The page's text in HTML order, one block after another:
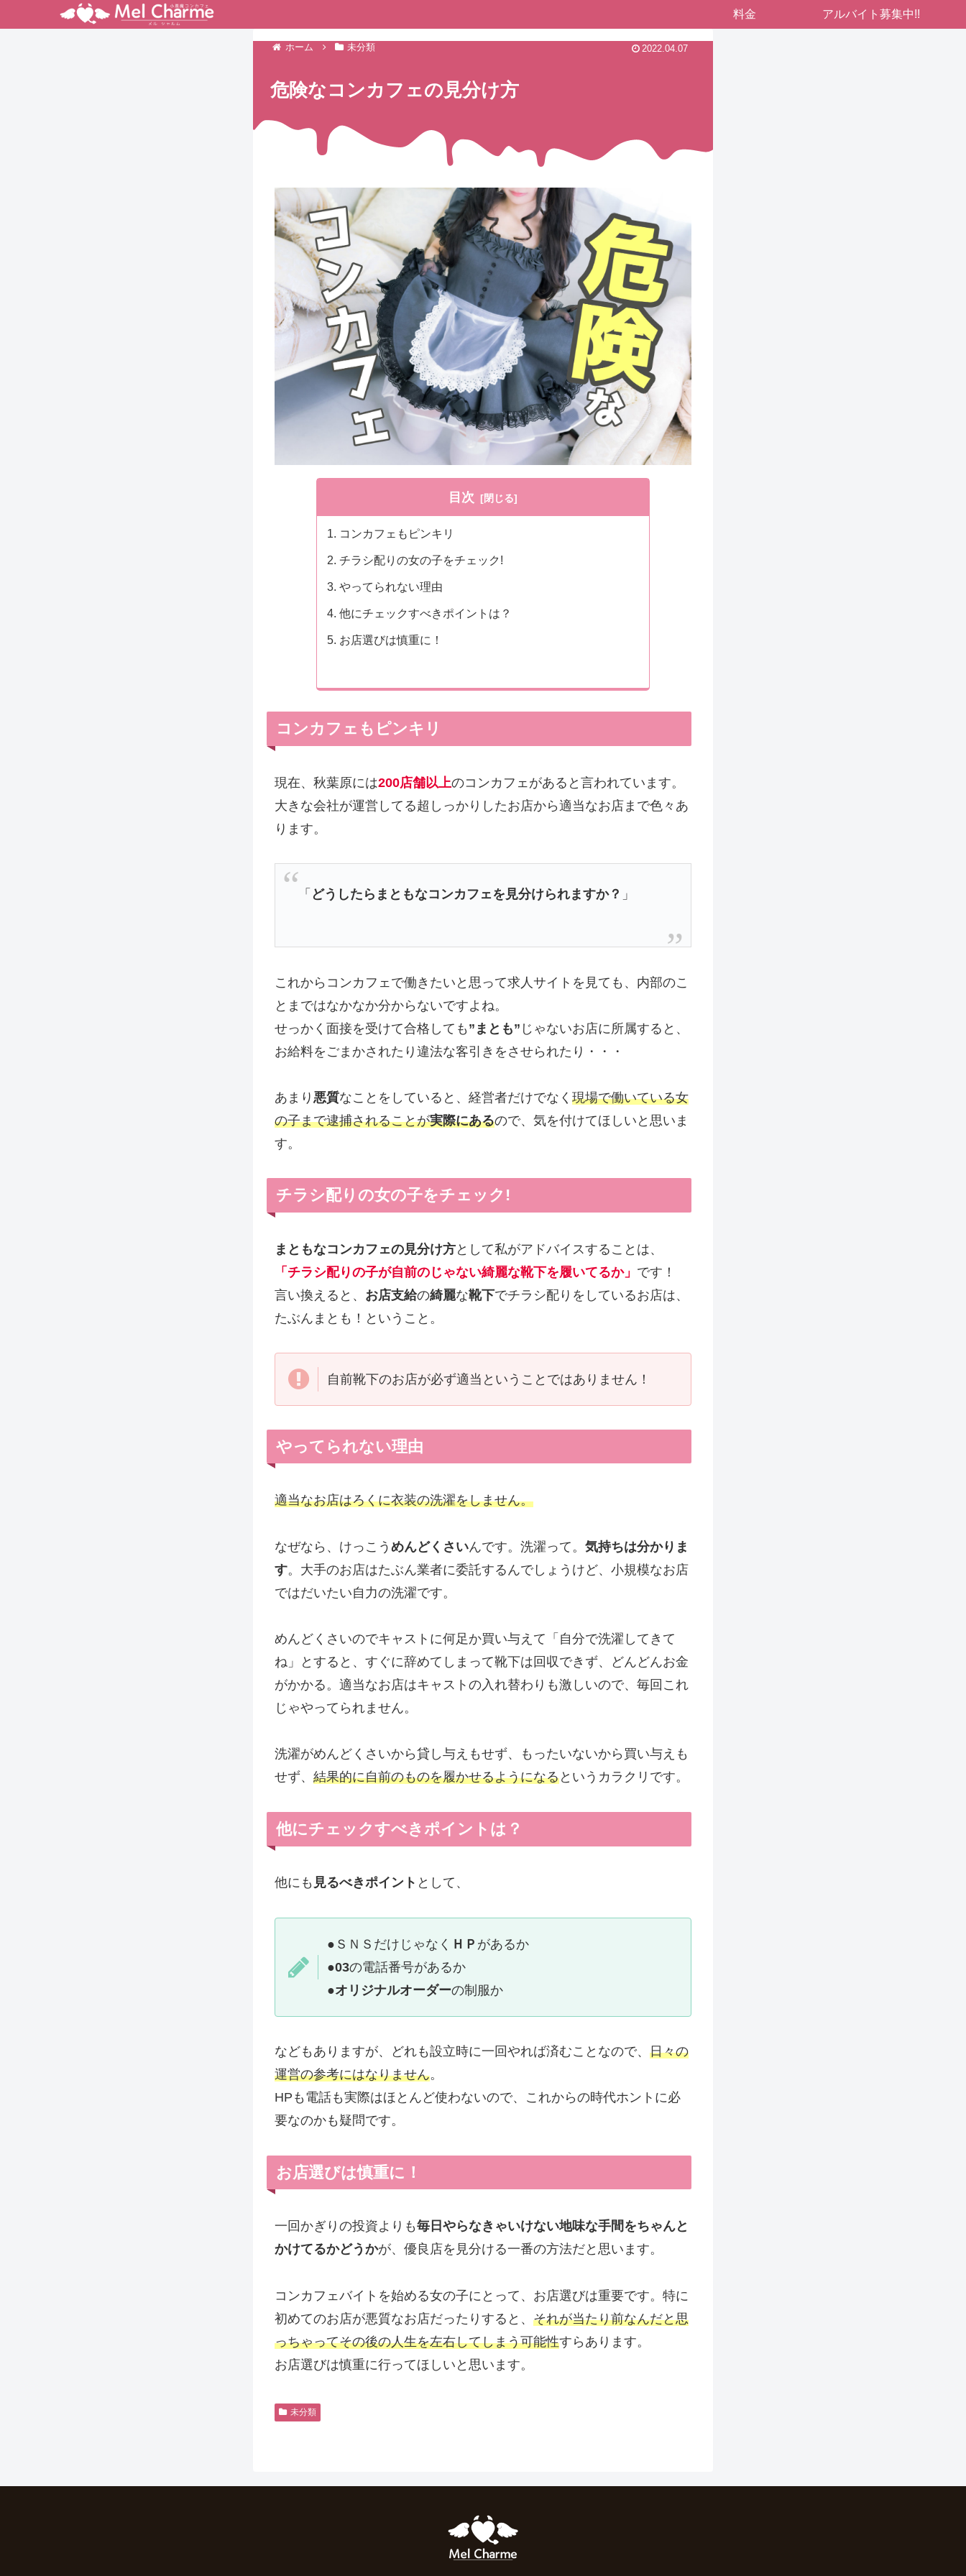
料金 アルバイト募集中!!
ホーム 未分類
危険なコンカフェの見分け方
2022.04.07
目次
コンカフェもピンキリ
チラシ配りの女の子をチェック!
やってられない理由
他にチェックすべきポイントは？
お店選びは慎重に！
コンカフェもピンキリ
現在、秋葉原には200店舗以上のコンカフェがあると言われています。
大きな会社が運営してる超しっかりしたお店から適当なお店まで色々あ
ります。
「 どうしたらまともなコンカフェを見分けられますか？ 」
これからコンカフェで働きたいと思って求人サイトを見ても、内部のこ
とまではなかなか分からないですよね。
せっかく面接を受けて合格しても ”まとも” じゃないお店に所属すると、
お給料をごまかされたり違法な客引きをさせられたり・・・
あまり 悪質なことをしていると、経営者だけでなく 現場で働いている女
の子まで逮捕されることが実際にあるので、気を付けてほしいと思いま
す。
チラシ配りの女の子をチェック!
まともなコンカフェの見分け方として私がアドバイスすることは、
「チラシ配りの子が自前のじゃない綺麗な靴下を履いてるか」 です！
言い換えると、 お店支給の綺麗な靴下でチラシ配りをしているお店は、
たぶんまとも！ということ。
自前靴下のお店が必ず適当ということではありません！
やってられない理由
適当なお店はろくに衣装の洗濯をしません。
なぜなら、けっこう めんどくさいんです。洗濯って。 気持ちは分かりま
す。大手のお店はたぶん業者に委託するんでしょうけど、小規模なお店
ではだいたい自力の洗濯です。
めんどくさいのでキャストに何足か買い与えて「自分で洗濯してきて
ね」とすると、すぐに辞めてしまって靴下は回収できず、どんどんお金
がかかる。適当なお店はキャストの入れ替わりも激しいので、毎回これ
じゃやってられません。
洗濯がめんどくさいから貸し与えもせず、もったいないから買い与えも
せず、 結果的に自前のものを履かせるようになるというカラクリです。
他にチェックすべきポイントは？
他にも 見るべきポイント として、
●ＳＮＳだけじゃなく ＨＰ があるか
●03の電話番号があるか
●オリジナルオーダーの制服か
などもありますが、どれも設立時に一回やれば済むことなので、 日々の
運営の参考にはなりません。
HPも電話も実際はほとんど使わないので、これからの時代ホントに必
要なのかも疑問です。
お店選びは慎重に！
一回かぎりの投資よりも毎日やらなきゃいけない地味な手間をちゃんと
かけてるかどうかが、優良店を見分ける一番の方法だと思います。
コンカフェバイトを始める女の子にとって、お店選びは重要です。特に
初めてのお店が悪質なお店だったりすると、 それが当たり前なんだと思
っちゃってその後の人生を左右してしまう可能性すらあります。
お店選びは慎重に行ってほしいと思います。
未分類